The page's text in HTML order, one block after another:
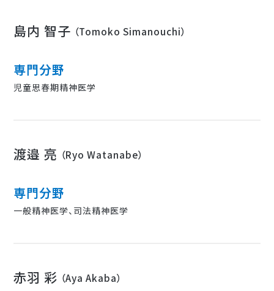
島内 智子 （Tomoko Simanouchi）
専門分野
児童思春期精神医学
渡邉 亮 （Ryo Watanabe）
専門分野
一般精神医学、司法精神医学
赤羽 彩 （Aya Akaba）